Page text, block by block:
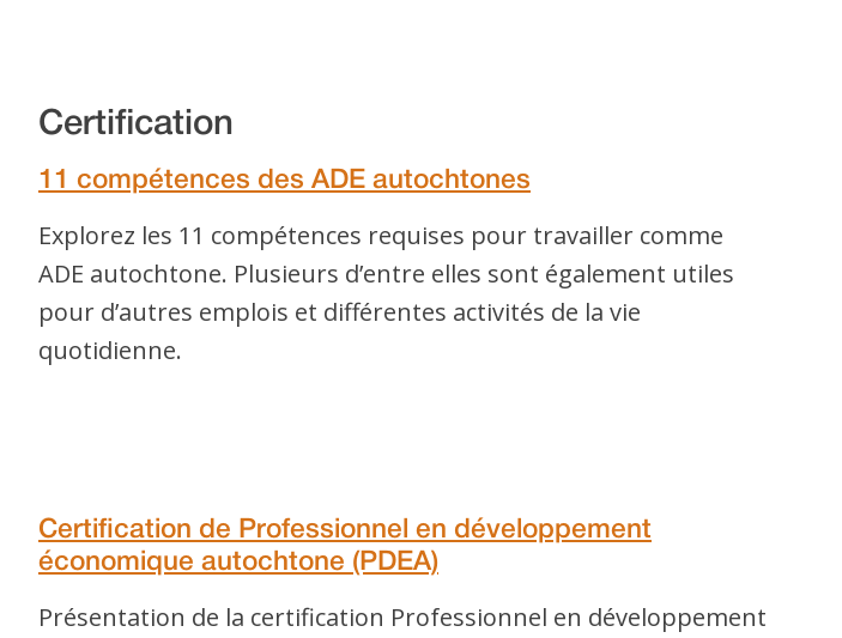
Certification
11 compétences des ADE autochtones
Explorez les 11 compétences requises pour travailler comme
ADE autochtone. Plusieurs d’entre elles sont également utiles
pour d’autres emplois et différentes activités de la vie
quotidienne.
Certification de Professionnel en développement
économique autochtone (PDEA)
Présentation de la certification Professionnel en développement